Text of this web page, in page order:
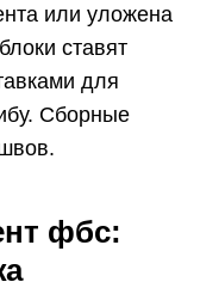
или уложена
ставят
для
Сборные
фбс: